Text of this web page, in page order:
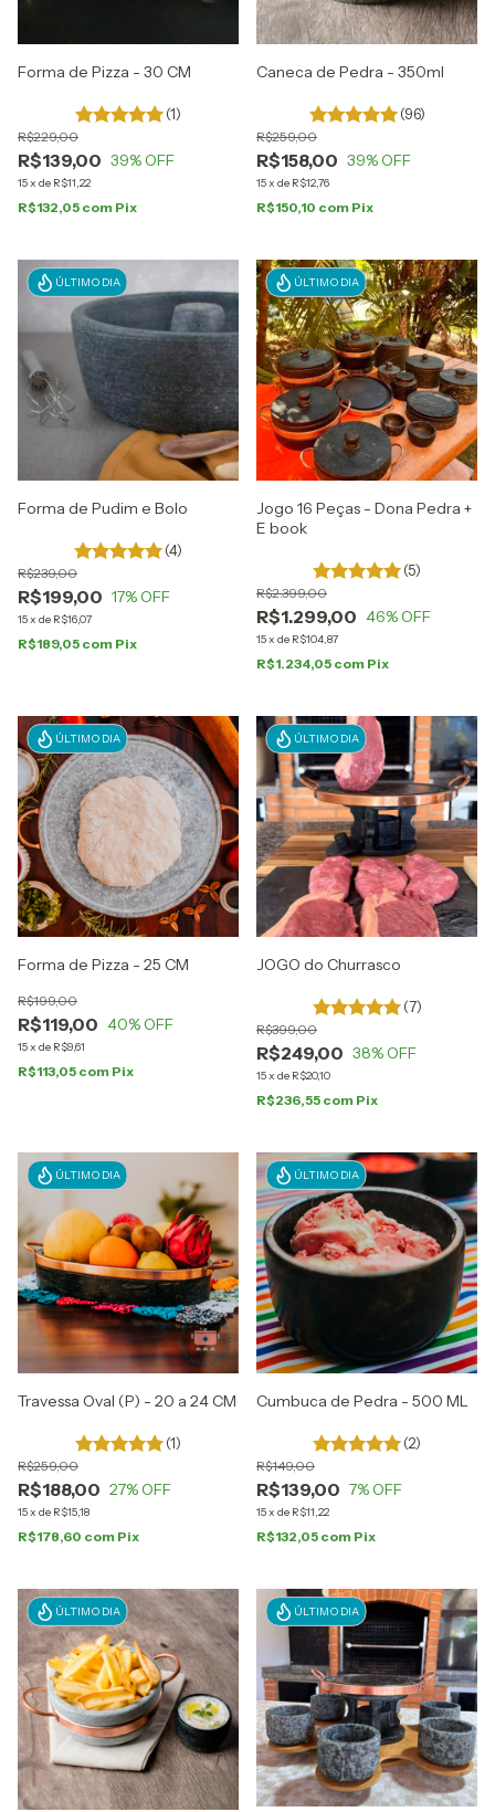
Forma de Pizza - 30 CM
(1)
R$139,00
R$229,00
39% OFF
15x de R$11,22
R$132,05 com Pix
Caneca de Pedra - 350ml
(96)
R$158,00
R$259,00
39% OFF
15x de R$12,76
R$150,10 com Pix
ÚLTIMO DIA
Forma de Pudim e Bolo
(4)
R$199,00
R$239,00
17% OFF
15x de R$16,07
R$189,05 com Pix
ÚLTIMO DIA
Jogo 16 Peças - Dona Pedra +
E book
(5)
R$1.299,00
R$2.399,00
46% OFF
15x de R$104,87
R$1.234,05 com Pix
ÚLTIMO DIA
Forma de Pizza - 25 CM
R$119,00
R$199,00
40% OFF
15x de R$9,61
R$113,05 com Pix
ÚLTIMO DIA
JOGO do Churrasco
(7)
R$249,00
R$399,00
38% OFF
15x de R$20,10
R$236,55 com Pix
ÚLTIMO DIA
Travessa Oval (P) - 20 a 24 CM
(1)
R$188,00
R$259,00
27% OFF
15x de R$15,18
R$178,60 com Pix
ÚLTIMO DIA
Cumbuca de Pedra - 500 ML
(2)
R$139,00
R$149,00
7% OFF
15x de R$11,22
R$132,05 com Pix
ÚLTIMO DIA ÚLTIMO DIA